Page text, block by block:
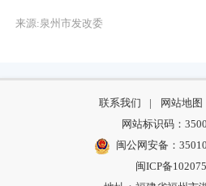
来源:泉州市发改委
联系我们 | 网站地图
网站标识码：
闽公网安备：
闽ICP备